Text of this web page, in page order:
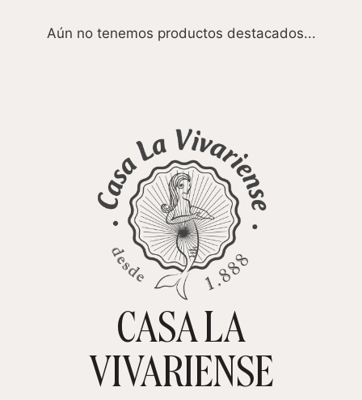
Aún no tenemos productos destacados...
CASA LA
VIVARIENSE